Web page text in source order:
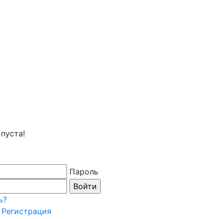
Пароль
Регистрация